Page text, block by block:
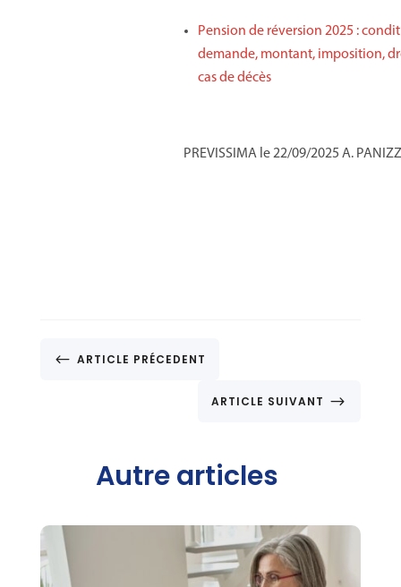
Pension de réversion 2025 :
demande, montant, imposition,
cas de décès
PREVISSIMA le 22/09/2025 A.
# ARTICLE PRÉCEDENT
ARTICLE SUIVANT $
Autre articles